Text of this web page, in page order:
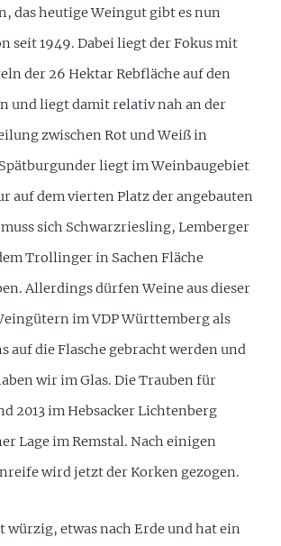
das heutige Weingut gibt es nun
seit 1949. Dabei liegt der Fokus mit
der 26 Hektar Rebfläche auf den
und liegt damit relativ nah an der
zwischen Rot und Weiß in
liegt im Weinbaugebiet
auf dem vierten Platz der angebauten
sich Schwarzriesling, Lemberger
Trollinger in Sachen Fläche
Allerdings dürfen Weine aus dieser
im VDP Württemberg als
auf die Flasche gebracht werden und
wir im Glas. Die Trauben für
2013 im Hebsacker Lichtenberg
Lage im Remstal. Nach einigen
wird jetzt der Korken gezogen.
würzig, etwas nach Erde und hat ein